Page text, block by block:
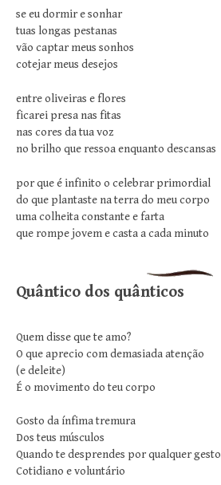
se eu dormir e sonhar
tuas longas pestanas
vão captar meus sonhos
cotejar meus desejos
entre oliveiras e flores
ficarei presa nas fitas
nas cores da tua voz
no brilho que ressoa enquanto descansas
por que é infinito o celebrar primordial
do que plantaste na terra do meu corpo
uma colheita constante e farta
que rompe jovem e casta a cada minuto
Quântico dos quânticos
Quem disse que te amo?
O que aprecio com demasiada atenção
(e deleite)
É o movimento do teu corpo
Gosto da ínfima tremura
Dos teus músculos
Quando te desprendes por qualquer gesto
Cotidiano e voluntário